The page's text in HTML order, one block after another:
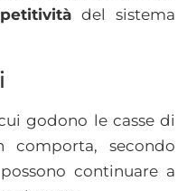
del sistema
godono le casse di
comporta, secondo
continuare a